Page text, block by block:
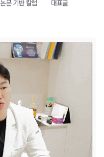
논문 기반 칼럼
대표글